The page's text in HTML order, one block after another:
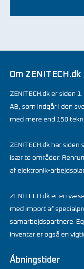
Om ZENITECH.dk
ZENITECH.dk er siden
AB, som indgår i den
med mere end 150
ZENITECH.dk har
især to områder:
af elektronik-
ZENITECH.dk er en
med import af
samarbejdspartnere.
inventar er også en
Åbningstider